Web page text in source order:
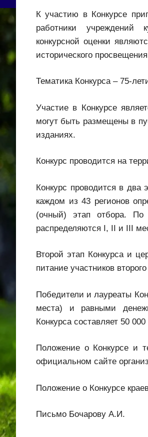
К участию в Конкурсе
работники учреждений
конкурсной оценки
исторического
Тематика Конкурса – 75-
Участие в Конкурсе
могут быть размещены в
изданиях.
Конкурс проводится на
Конкурс проводится в два
каждом из 43 регионов
(очный) этап отбора. По
распределяются I, II и III
Второй этап Конкурса и
питание участников
Победители и лауреаты
места) и равными
Конкурса составляет 50
Положение о Конкурсе и
официальном сайте
Положение о Конкурсе
Письмо Бочарову А.И.